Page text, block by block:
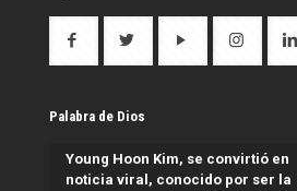
Palabra de Dios
Young Hoon Kim, se convirtió en
noticia viral, conocido por ser la